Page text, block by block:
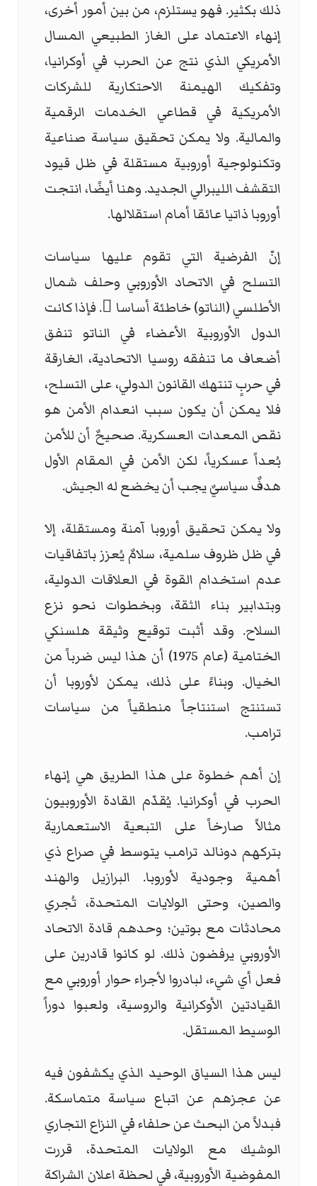
ذلك بكثير. فهو يستلزم، من بين أمور أخرى،
إنهاء الاعتماد على الغاز الطبيعي المسال
الأمريكي الذي نتج عن الحرب في أوكرانيا،
وتفكيك الهيمنة الاحتكارية للشركات
الأمريكية في قطاعي الخدمات الرقمية
والمالية. ولا يمكن تحقيق سياسة صناعية
وتكنولوجية أوروبية مستقلة في ظل قيود
التقشف الليبرالي الجديد. وهنا أيضًا، انتجت
أوروبا ذاتيا عائقا أمام استقلالها.
إنّ الفرضية التي تقوم عليها سياسات
التسلح في الاتحاد الأوروبي وحلف شمال
الأطلسي (الناتو) خاطئة أساسا ً. فإذا كانت
الدول الأوروبية الأعضاء في الناتو تنفق
أضعاف ما تنفقه روسيا الاتحادية، الغارقة
في حربٍ تنتهك القانون الدولي، على التسلح،
فلا يمكن أن يكون سبب انعدام الأمن هو
نقص المعدات العسكرية. صحيحٌ أن للأمن
بُعداً عسكرياً، لكن الأمن في المقام الأول
هدفٌ سياسيٌ يجب أن يخضع له الجيش.
ولا يمكن تحقيق أوروبا آمنة ومستقلة، إلا
في ظل ظروف سلمية، سلامٌ يُعزز باتفاقيات
عدم استخدام القوة في العلاقات الدولية،
وبتدابير بناء الثقة، وبخطوات نحو نزع
السلاح. وقد أثبت توقيع وثيقة هلسنكي
الختامية (عام 1975) أن هذا ليس ضرباً من
الخيال. وبناءً على ذلك، يمكن لأوروبا أن
تستنتج استنتاجاً منطقياً من سياسات
ترامب.
إن أهم خطوة على هذا الطريق هي إنهاء
الحرب في أوكرانيا. يُقدّم القادة الأوروبيون
مثالاً صارخاً على التبعية الاستعمارية
بتركهم دونالد ترامب يتوسط في صراع ذي
أهمية وجودية لأوروبا. البرازيل والهند
والصين، وحتى الولايات المتحدة، تُجري
محادثات مع بوتين؛ وحدهم قادة الاتحاد
الأوروبي يرفضون ذلك. لو كانوا قادرين على
فعل أي شيء، لبادروا لأجراء حوار أوروبي مع
القيادتين الأوكرانية والروسية، ولعبوا دوراً
الوسيط المستقل.
ليس هذا السياق الوحيد الذي يكشفون فيه
عن عجزهم عن اتباع سياسة متماسكة.
فبدلاً من البحث عن حلفاء في النزاع التجاري
الوشيك مع الولايات المتحدة، قررت
المفوضية الأوروبية، في لحظة اعلان الشراكة